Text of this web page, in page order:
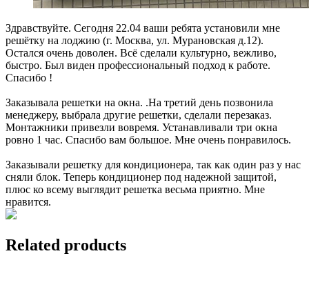
Здравствуйте. Сегодня 22.04 ваши ребята установили мне
решётку на лоджию (г. Москва, ул. Мурановская д.12).
Остался очень доволен. Всё сделали культурно, вежливо,
быстро. Был виден профессиональный подход к работе.
Спасибо !
Заказывала решетки на окна. .На третий день позвонила
менеджеру, выбрала другие решетки, сделали перезаказ.
Монтажники привезли вовремя. Устанавливали три окна
ровно 1 час. Спасибо вам большое. Мне очень понравилось.
Заказывали решетку для кондиционера, так как один раз у нас
сняли блок. Теперь кондиционер под надежной защитой,
плюс ко всему выглядит решетка весьма приятно. Мне
нравится.
Related products